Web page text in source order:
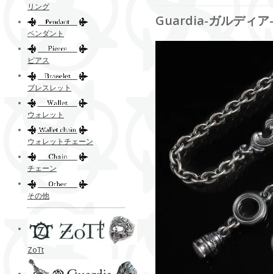
Guardia-ガルディ
リング
ペンダント
ピアス
ブレスレット
ウォレット
ウォレットチェーン
チェーン
その他
ZoTt